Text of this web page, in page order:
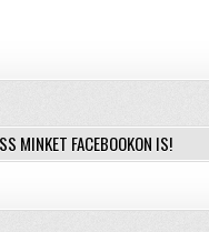
MINKET FACEBOOKON IS!